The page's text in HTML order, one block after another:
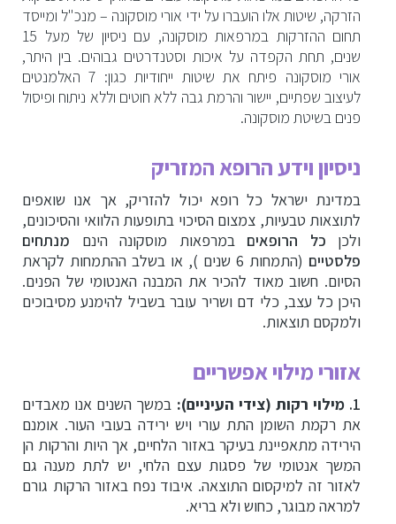
הזרקה, שיטות אלו הועברו על ידי אורי מוסקונה – מנכ"ל ומייסד
תחום ההזרקות במרפאות מוסקונה, עם ניסיון של מעל 15
שנים, תחת הקפדה על איכות וסטנדרטים גבוהים. בין היתר,
אורי מוסקונה פיתח את שיטות ייחודיות כגון: 7 האלמנטים
לעיצוב שפתיים, יישור והרמת גבה ללא חוטים וללא ניתוח ופיסול
פנים בשיטת מוסקונה.
ניסיון וידע הרופא המזריק
במדינת ישראל כל רופא יכול להזריק, אך אנו שואפים
לתוצאות טבעיות, צמצום הסיכוי בתופעות הלוואי והסיכונים,
ולכן כל הרופאים במרפאות מוסקונה הינם מנתחים
פלסטיים (התמחות 6 שנים ),
או בשלב ההתמחות לקראת
הסיום. חשוב מאוד להכיר את המבנה האנטומי של הפנים.
היכן כל עצב, כלי דם ושריר עובר בשביל להימנע מסיבוכים
ולמקסם תוצאות.
אזורי מילוי אפשריים
1. מילוי רקות (צידי העיניים): במשך השנים אנו מאבדים
את רקמת השומן התת עורי ויש ירידה בעובי העור. אומנם
הירידה מתאפיינת בעיקר באזור הלחיים, אך היות והרקות הן
המשך אנטומי של פסגות עצם הלחי, יש לתת מענה גם
לאזור זה למיקסום התוצאה. איבוד נפח באזור הרקות גורם
למראה מבוגר, כחוש ולא בריא.